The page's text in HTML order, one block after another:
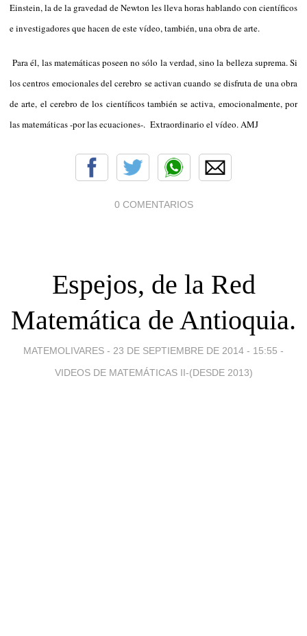
Einstein, la de la gravedad de Newton les lleva horas hablando con científicos
e investigadores que hacen de este vídeo, también, una obra de arte.
Para él, las matemáticas poseen no sólo la verdad, sino la belleza suprema. Si
los centros emocionales del cerebro se activan cuando se disfruta de una obra
de arte, el cerebro de los científicos también se activa, emocionalmente, por
las matemáticas -por las ecuaciones-. Extraordinario el vídeo. AMJ
0 COMENTARIOS
Espejos, de la Red
Matemática de Antioquia.
MATEMOLIVARES - 23 DE SEPTIEMBRE DE 2014 - 15:55 -
VIDEOS DE MATEMÁTICAS II-(DESDE 2013)